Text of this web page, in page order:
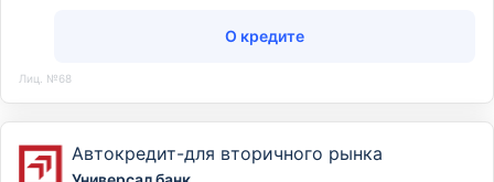
О кредите
Лиц. №68
Автокредит-для вторичного рынка